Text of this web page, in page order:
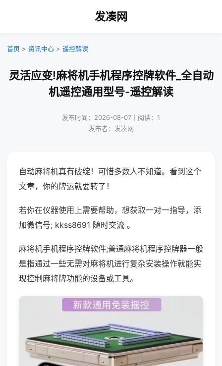
发凑网
首页 > 资讯中心 > 遥控解读
灵活应变!麻将机手机程序控牌软件_全自动
机遥控通用型号-遥控解读
发布时间：2026-08-07｜阅读：1
发布者：发凑网
自动麻将机真有破绽！可惜多数人不知道。看到这个
文章，你的牌运就要转了！
若你在仪器使用上需要帮助，想获取一对一指导，添
加微信号; kkss8691 随时交流 。
麻将机手机程序控牌软件;普通麻将机程序控牌器一般
是指通过一些无需对麻将机进行复杂安装操作就能实
现控制麻将牌功能的设备或工具。